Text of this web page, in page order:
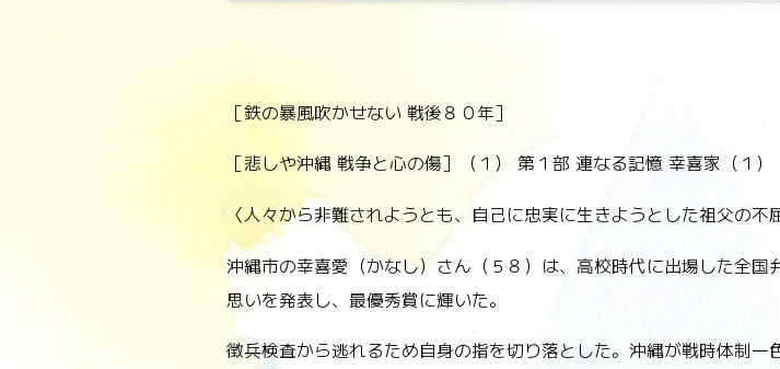
［鉄の暴風吹かせない 戦後８０年］
［悲しや沖縄 戦争と心の傷］（１） 第１部 連なる記憶 幸喜家（１）
〈人々から非難されようとも、自己に忠実に生きようとした祖父の不
沖縄市の幸喜愛（かなし）さん（５８）は、高校時代に出場した全
思いを発表し、最優秀賞に輝いた。
徴兵検査から逃れるため自身の指を切り落とした。沖縄が戦時体制